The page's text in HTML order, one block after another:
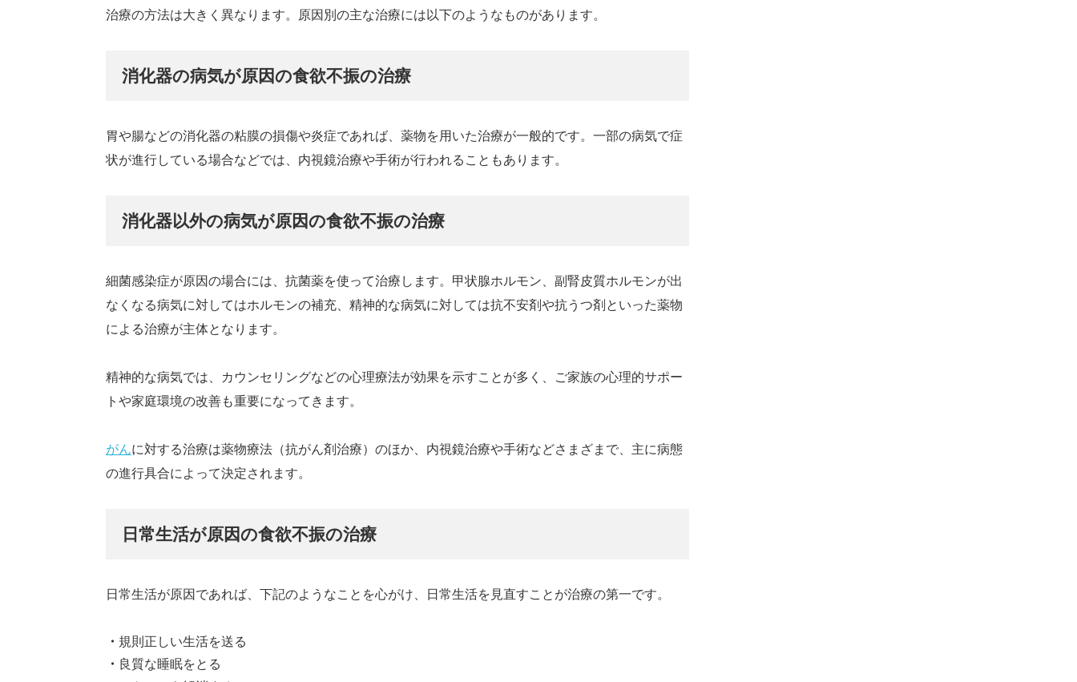
治療の方法は大きく異なります。原因別の主な治療には以下のようなものがあります。
消化器の病気が原因の食欲不振の治療
胃や腸などの消化器の粘膜の損傷や炎症であれば、薬物を用いた治療が一般的です。一部の病気で症
状が進行している場合などでは、内視鏡治療や手術が行われることもあります。
消化器以外の病気が原因の食欲不振の治療
細菌感染症が原因の場合には、抗菌薬を使って治療します。甲状腺ホルモン、副腎皮質ホルモンが出
なくなる病気に対してはホルモンの補充、精神的な病気に対しては抗不安剤や抗うつ剤といった薬物
による治療が主体となります。
精神的な病気では、カウンセリングなどの心理療法が効果を示すことが多く、ご家族の心理的サポー
トや家庭環境の改善も重要になってきます。
がんに対する治療は薬物療法（抗がん剤治療）のほか、内視鏡治療や手術などさまざまで、主に病態
の進行具合によって決定されます。
日常生活が原因の食欲不振の治療
日常生活が原因であれば、下記のようなことを心がけ、日常生活を見直すことが治療の第一です。
規則正しい生活を送る
良質な睡眠をとる